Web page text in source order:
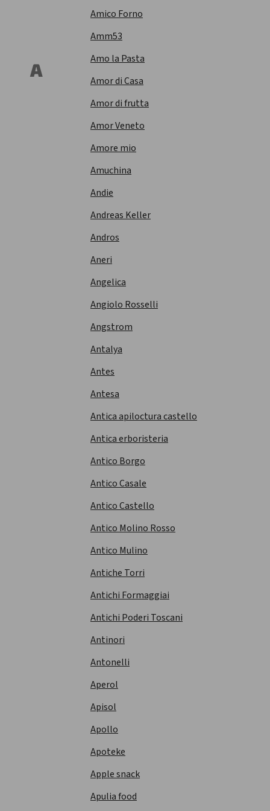
A
Amico Forno
Amm53
Amo la Pasta
Amor di Casa
Amor di frutta
Amor Veneto
Amore mio
Amuchina
Andie
Andreas Keller
Andros
Aneri
Angelica
Angiolo Rosselli
Angstrom
Antalya
Antes
Antesa
Antica apiloctura castello
Antica erboristeria
Antico Borgo
Antico Casale
Antico Castello
Antico Molino Rosso
Antico Mulino
Antiche Torri
Antichi Formaggiai
Antichi Poderi Toscani
Antinori
Antonelli
Aperol
Apisol
Apollo
Apoteke
Apple snack
Apulia food